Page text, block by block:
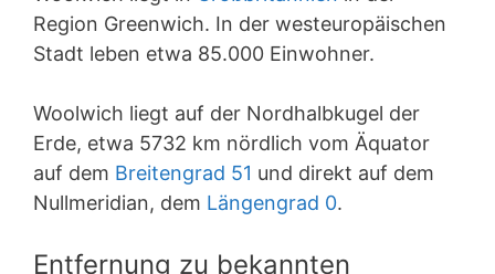
Region Greenwich. In der westeuropäischen
Stadt leben etwa 85.000 Einwohner.
Woolwich liegt auf der Nordhalbkugel der
Erde, etwa 5732 km nördlich vom Äquator
auf dem Breitengrad 51 und direkt auf dem
Nullmeridian, dem Längengrad 0.
Entfernung zu bekannten